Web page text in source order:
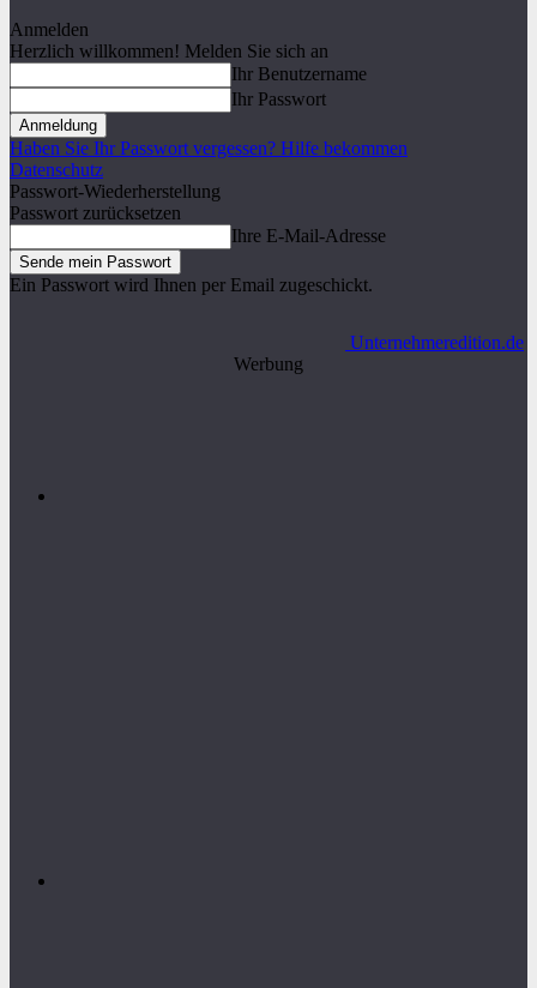
Anmelden
Herzlich willkommen! Melden Sie sich an
Ihr Benutzername
Ihr Passwort
Haben Sie Ihr Passwort vergessen? Hilfe bekommen
Datenschutz
Passwort-Wiederherstellung
Passwort zurücksetzen
Ihre E-Mail-Adresse
Ein Passwort wird Ihnen per Email zugeschickt.
Unternehmeredition.de
Werbung